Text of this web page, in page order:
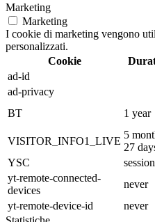
Marketing
Marketing
I cookie di marketing vengono
personalizzati.
Cookie
ad-id
ad-privacy
BT
1 year
VISITOR_INFO1_LIVE
5
27
YSC
session
yt-remote-connected-
devices
never
yt-remote-device-id
never